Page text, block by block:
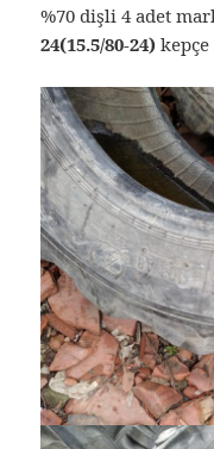
%70 dişli 4 adet
24(15.5/80-24)